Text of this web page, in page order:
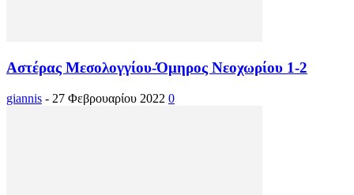
Αστέρας Μεσολογγίου-Όμηρος Νεοχωρίου 1-2
giannis - 27 Φεβρουαρίου 2022 0